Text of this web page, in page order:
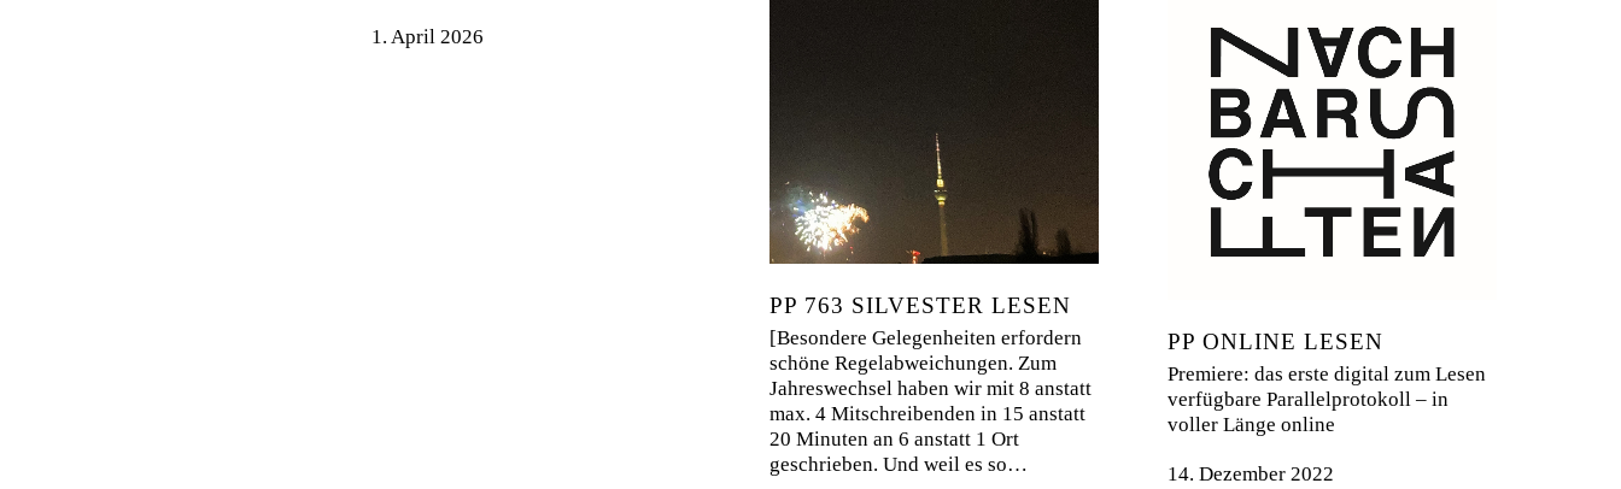
1. April 2026
PP 763 SILVESTER LESEN
[Besondere Gelegenheiten erfordern
schöne Regelabweichungen. Zum
Jahreswechsel haben wir mit 8 anstatt
max. 4 Mitschreibenden in 15 anstatt
20 Minuten an 6 anstatt 1 Ort
geschrieben. Und weil es so…
PP ONLINE LESEN
Premiere: das erste digital zum Lesen
verfügbare Parallelprotokoll – in
voller Länge online
14. Dezember 2022